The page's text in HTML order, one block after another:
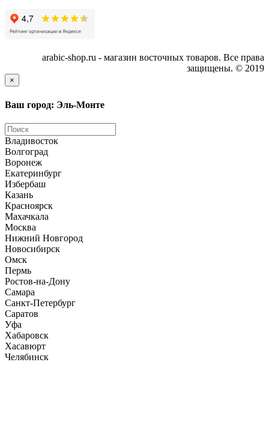
arabic-shop.ru - магазин восточных товаров. Все права
защищены. © 2019
×
Ваш город: Эль-Монте
Владивосток
Волгоград
Воронеж
Екатеринбург
Избербаш
Казань
Красноярск
Махачкала
Москва
Нижний Новгород
Новосибирск
Омск
Пермь
Ростов-на-Дону
Самара
Санкт-Петербург
Саратов
Уфа
Хабаровск
Хасавюрт
Челябинск